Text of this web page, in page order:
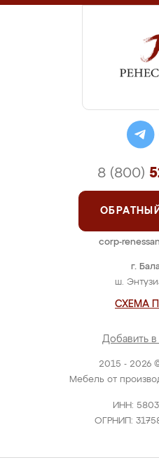
2015 - 2026
Мебель от
ИНН:
ОГРНИП:
г.
ш.
СХЕМА
Добавить
8 (800)
corp-